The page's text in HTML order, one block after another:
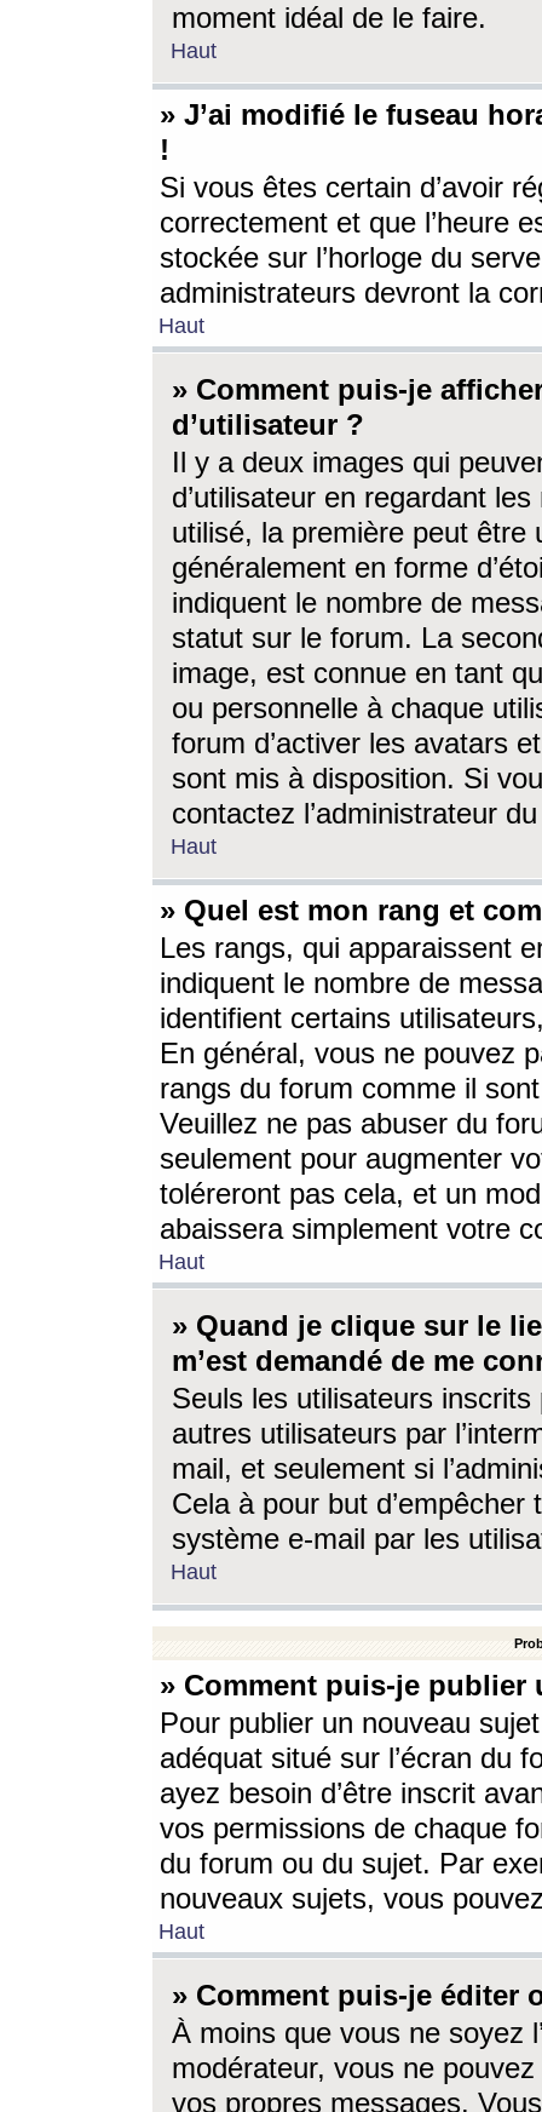
moment idéal de le faire.
Haut
» J’ai modifié le fuseau
!
Si vous êtes certain d’avoir
correctement et que l’heure
stockée sur l’horloge du
administrateurs devront la
Haut
» Comment puis-je
d’utilisateur ?
Il y a deux images qui
d’utilisateur en regardant
utilisé, la première peut être
généralement en forme
indiquent le nombre de
statut sur le forum. La
image, est connue en tant
ou personnelle à chaque
forum d’activer les avatars
sont mis à disposition. Si
contactez l’administrateur
Haut
» Quel est mon rang et
Les rangs, qui apparaissent
indiquent le nombre de
identifient certains
En général, vous ne pouvez
rangs du forum comme il
Veuillez ne pas abuser du
seulement pour augmenter
toléreront pas cela, et un
abaissera simplement votre
Haut
» Quand je clique sur le
m’est demandé de me
Seuls les utilisateurs
autres utilisateurs par
mail, et seulement si
Cela à pour but
système e-mail par les
Haut
» Comment puis-je
Pour publier un nouveau
adéquat situé sur l’écran du
ayez besoin d’être inscrit
vos permissions de chaque
du forum ou du sujet. Par
nouveaux sujets, vous
Haut
» Comment puis-je éditer
À moins que vous ne soyez
modérateur, vous ne
vos propres messages.